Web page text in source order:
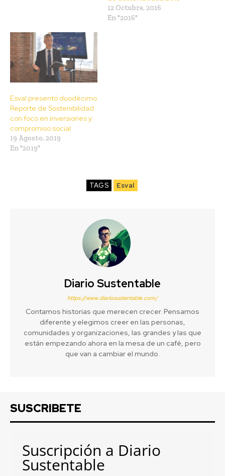
12 Octubre, 2016
En "2016"
Esval presentó duodécimo
Reporte de Sostenibilidad
con foco en inversiones y
compromiso social
19 Agosto, 2019
En "2019"
TAGS Esval
Diario Sustentable
https://www.diariosustentable.com/
Contamos historias que merecen crecer. Pensamos
diferente y elegimos creer en las personas,
comunidades y organizaciones, las grandes y las que
están empezando ahora en la mesa de un café, pero
que van a cambiar el mundo.
SUSCRIBETE
Suscripción a Diario
Sustentable